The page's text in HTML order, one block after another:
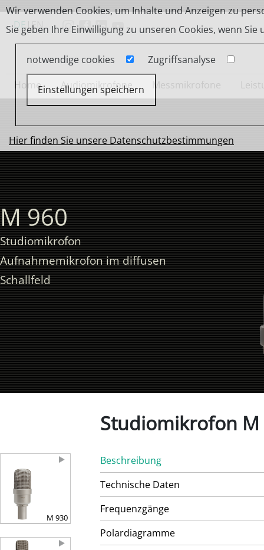
Wir verwenden Cookies, um Inhalte und Anzeigen zu
Sie geben Ihre Einwilligung zu unseren Cookies, wenn
notwendige cookies Zugriffsanalyse
Einstellungen speichern
Hier finden Sie unsere Datenschutzbestimmungen
DE|EN
Home Audiomikrofone Messmikrofone
M 960
Studiomikrofon
Aufnahmemikrofon im diffusen
Schallfeld
Studiomikrofon M
M 930
Beschreibung
Technische Daten
Frequenzgänge
Polardiagramme